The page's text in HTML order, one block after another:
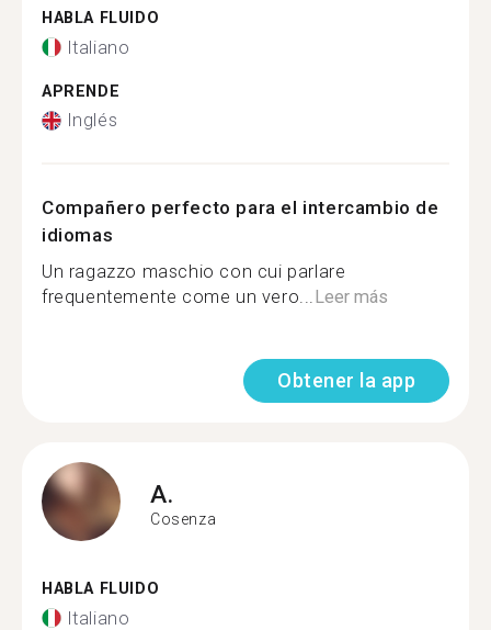
HABLA FLUIDO
Italiano
APRENDE
Inglés
Compañero perfecto para el intercambio de
idiomas
Un ragazzo maschio con cui parlare
frequentemente come un vero...Leer más
Obtener la app
A.
Cosenza
HABLA FLUIDO
Italiano